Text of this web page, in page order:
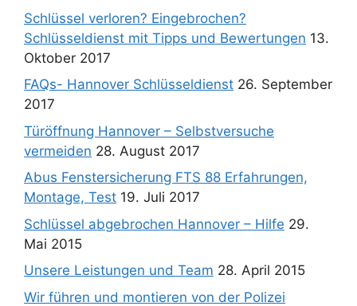
Schlüssel verloren? Eingebrochen?
Schlüsseldienst mit Tipps und Bewertungen 13.
Oktober 2017
FAQs- Hannover Schlüsseldienst 26. September
2017
Türöffnung Hannover – Selbstversuche
vermeiden 28. August 2017
Abus Fenstersicherung FTS 88 Erfahrungen,
Montage, Test 19. Juli 2017
Schlüssel abgebrochen Hannover – Hilfe 29.
Mai 2015
Unsere Leistungen und Team 28. April 2015
Wir führen und montieren von der Polizei